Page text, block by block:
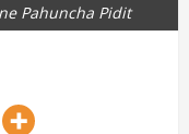
Pahuncha Pidit